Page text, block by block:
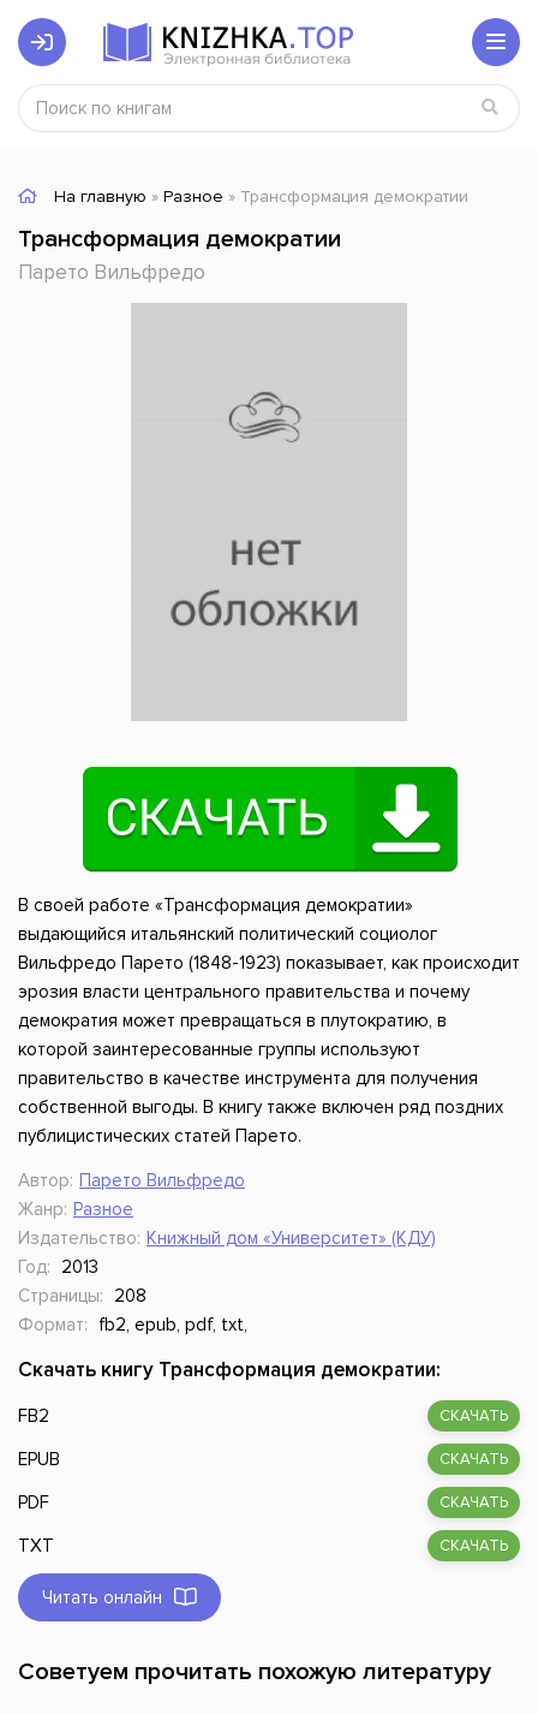
На главную » Разное » Трансформация демократии
Трансформация демократии
Парето Вильфредо
В своей работе «Трансформация демократии»
выдающийся итальянский политический социолог
Вильфредо Парето (1848-1923) показывает, как происходит
эрозия власти центрального правительства и почему
демократия может превращаться в плутократию, в
которой заинтересованные группы используют
правительство в качестве инструмента для получения
собственной выгоды. В книгу также включен ряд поздних
публицистических статей Парето.
Автор: Парето Вильфредо
Жанр: Разное
Издательство: Книжный дом «Университет» (КДУ)
Год:
2013
Страницы:
208
Формат:
fb2, epub, pdf, txt,
Скачать книгу Трансформация демократии:
FB2 СКАЧАТЬ
EPUB СКАЧАТЬ
PDF СКАЧАТЬ
TXT СКАЧАТЬ
Читать онлайн
Советуем прочитать похожую литературу